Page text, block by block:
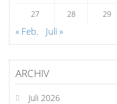
27
28 29
« Feb. Juli »
ARCHIV
Juli 2026